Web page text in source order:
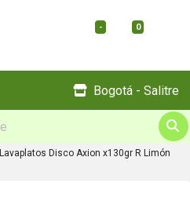
- 0
Bogotá - Salitre
Lavaplatos Disco Axion x130gr R Limón